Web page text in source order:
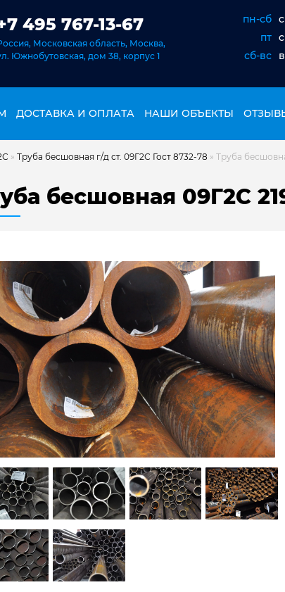
495 767-13-67
Московская область, Москва,
Южнобутовская, дом 38, корпус 1
пн-сб
пт
сб-вс
ДОСТАВКА И ОПЛАТА НАШИ ОБЪЕКТЫ
» Труба бесшовная г/д ст. 09Г2С Гост 8732-78 » Труба
бесшовная 09Г2С